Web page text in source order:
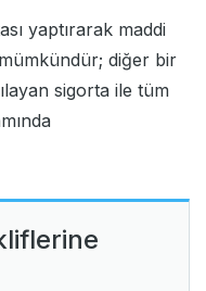
yaptırarak maddi
diğer bir
sigorta ile tüm